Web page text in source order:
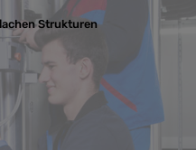
Strukturen